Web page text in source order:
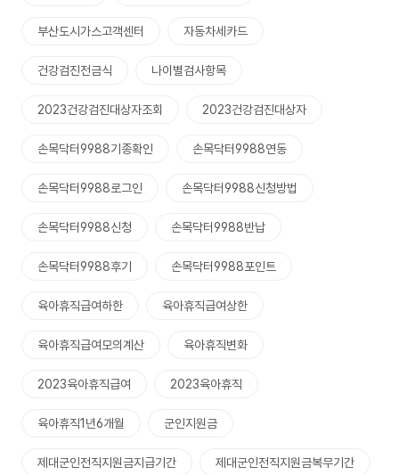
부산도시가스고객센터 자동차세카드
건강검진전금식 나이별검사항목
2023건강검진대상자조회 2023건강검진대상자
손목닥터9988기종확인 손목닥터9988연동
손목닥터9988로그인 손목닥터9988신청방법
손목닥터9988신청 손목닥터9988반납
손목닥터9988후기 손목닥터9988포인트
육아휴직급여하한 육아휴직급여상한
육아휴직급여모의계산 육아휴직변화
2023육아휴직급여 2023육아휴직
육아휴직1년6개월 군인지원금
제대군인전직지원금지급기간 제대군인전직지원금복무기간